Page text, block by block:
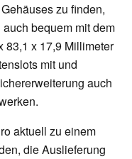
zu finden,
bequem mit dem
83,1 x 17,9 Millimeter
mit und
auch
aktuell zu einem
die Auslieferung